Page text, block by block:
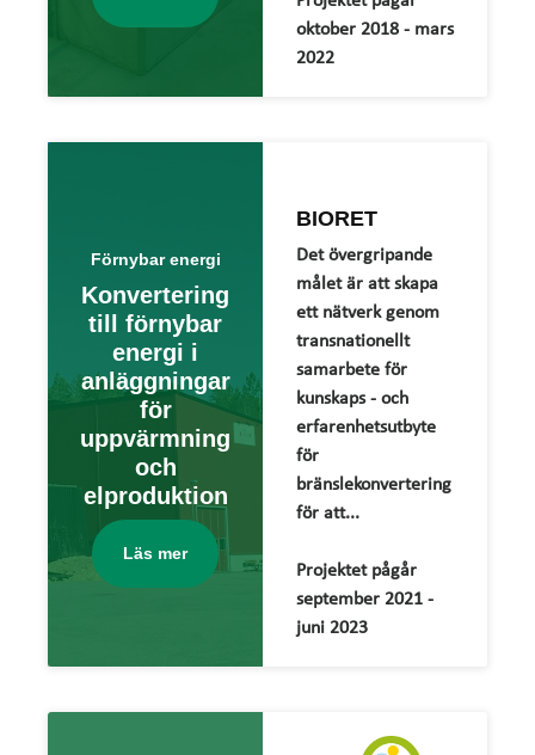
oktober 2018 - mars
2022
Förnybar energi
Konvertering
till förnybar
energi i
anläggningar
för
uppvärmning
och
elproduktion
Läs mer
BIORET
Det övergripande
målet är att skapa
ett nätverk genom
transnationellt
samarbete för
kunskaps - och
erfarenhetsutbyte
för
bränslekonvertering
för att...
Projektet pågår
september 2021 -
juni 2023